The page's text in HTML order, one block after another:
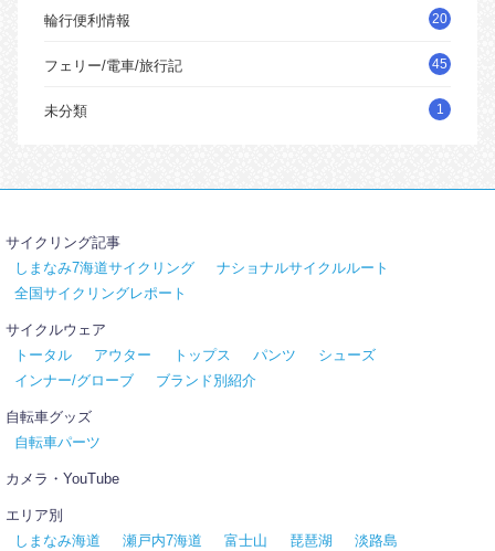
輪行便利情報 20
フェリー/電車/旅行記 45
未分類 1
サイクリング記事
しまなみ7海道サイクリング
ナショナルサイクルルート
全国サイクリングレポート
サイクルウェア
トータル
アウター トップス パンツ
シューズ
インナー/グローブ
ブランド別紹介
自転車グッズ
自転車パーツ
カメラ・YouTube
エリア別
しまなみ海道
瀬戸内7海道 富士山 琵琶湖 淡路島